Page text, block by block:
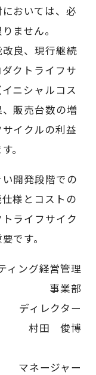
おいては、必
ません。
良、現行継続
クトライフサ
ニシャルコス
販売台数の増
イクルの利益
。
開発段階での
様とコストの
ライフサイク
です。
ィング経営管理
事業部
ディレクター
村田 俊博
マネージャー